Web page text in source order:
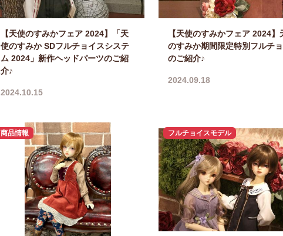
【天使のすみかフェア 2024】「天
使のすみか SDフルチョイスシステ
ム 2024」新作ヘッドパーツのご紹
介♪
2024.10.15
【天使のすみかフェア 2024】
のすみか期間限定特別フルチ
のご紹介♪
2024.09.18
商品情報 フルチョイスモデル